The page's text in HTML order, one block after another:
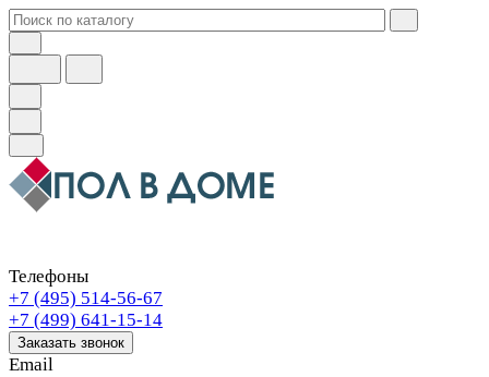
Телефоны
+7 (495) 514-56-67
+7 (499) 641-15-14
Заказать звонок
Email